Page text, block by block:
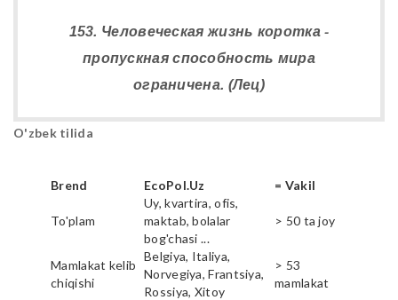
153. Человеческая жизнь коротка -
пропускная способность мира
ограничена. (Лец)
O'zbek tilida
Brend EcoPol.Uz = Vakil
To'plam
Uy, kvartira, ofis,
maktab, bolalar
bog'chasi ...
> 50 ta joy
Mamlakat kelib
chiqishi
Belgiya, Italiya,
Norvegiya, Frantsiya,
Rossiya, Xitoy
> 53
mamlakat